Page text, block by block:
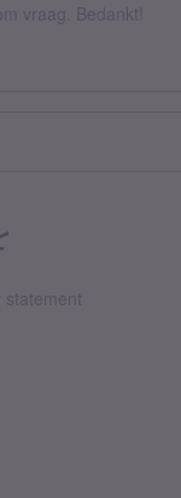
vraag. Bedankt!
statement